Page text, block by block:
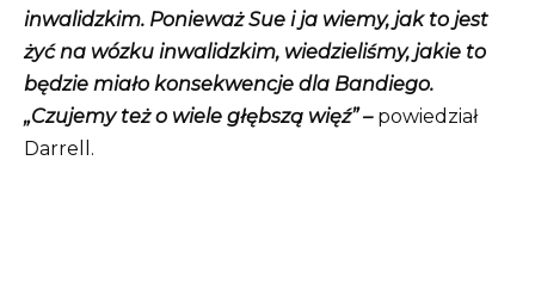
inwalidzkim. Ponieważ Sue i ja wiemy, jak to jest
żyć na wózku inwalidzkim, wiedzieliśmy, jakie to
będzie miało konsekwencje dla Bandiego.
„Czujemy też o wiele głębszą więź” –powiedział
Darrell.